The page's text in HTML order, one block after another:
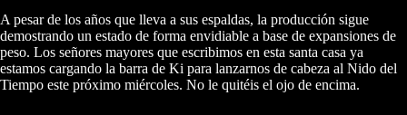
A pesar de los años que lleva a sus espaldas, la producción sigue
demostrando un estado de forma envidiable a base de expansiones de
peso. Los señores mayores que escribimos en esta santa casa ya
estamos cargando la barra de Ki para lanzarnos de cabeza al Nido del
Tiempo este próximo miércoles. No le quitéis el ojo de encima.